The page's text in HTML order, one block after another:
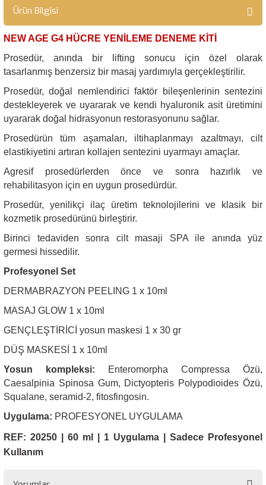
Ürün Bilgisi
NEW AGE G4 HÜCRE YENİLEME DENEME KİTİ
Prosedür, anında bir lifting sonucu için özel olarak
tasarlanmış benzersiz bir masaj yardımıyla gerçekleştirilir.
Prosedür, doğal nemlendirici faktör bileşenlerinin sentezini
destekleyerek ve uyararak ve kendi hyaluronik asit üretimini
uyararak doğal hidrasyonun restorasyonunu sağlar.
Prosedürün tüm aşamaları, iltihaplanmayı azaltmayı, cilt
elastikiyetini artıran kollajen sentezini uyarmayı amaçlar.
Agresif prosedürlerden önce ve sonra hazırlık ve
rehabilitasyon için en uygun prosedürdür.
Prosedür, yenilikçi ilaç üretim teknolojilerini ve klasik bir
kozmetik prosedürünü birleştirir.
Birinci tedaviden sonra cilt masaji SPA ile anında yüz
germesi hissedilir.
Profesyonel Set
DERMABRAZYON PEELING 1 x 10ml
MASAJ GLOW 1 x 10ml
GENÇLEŞTİRİCİ yosun maskesi 1 x 30 gr
DÜŞ MASKESİ 1 x 10ml
Yosun kompleksi:
Enteromorpha Compressa Özü,
Caesalpinia Spinosa Gum, Dictyopteris Polypodioides Özü,
Squalane, seramid-2, fitosfingosin.
Uygulama: PROFESYONEL UYGULAMA
REF: 20250 | 60 ml | 1 Uygulama
Sadece Profesyonel
Kullanım